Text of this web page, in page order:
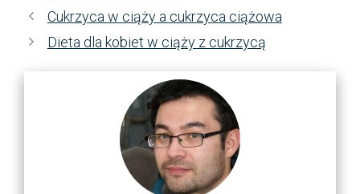
Cukrzyca w ciąży a cukrzyca ciążowa
Dieta dla kobiet w ciąży z cukrzycą